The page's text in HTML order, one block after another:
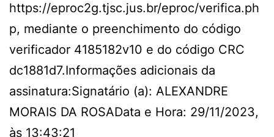
https://eproc2g.tjsc.jus.br/eproc/verifica.ph
p, mediante o preenchimento do código
verificador 4185182v10 e do código CRC
dc1881d7.Informações adicionais da
assinatura:Signatário (a): ALEXANDRE
MORAIS DA ROSAData e Hora: 29/11/2023,
às 13:43:21